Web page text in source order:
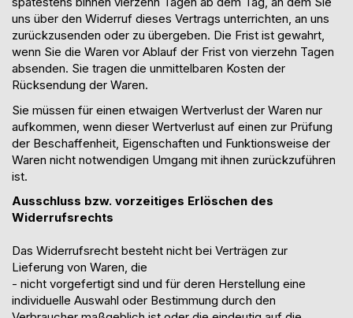
uns über den Widerruf dieses Vertrags unterrichten, an uns
zurückzusenden oder zu übergeben. Die Frist ist gewahrt,
wenn Sie die Waren vor Ablauf der Frist von vierzehn Tagen
absenden. Sie tragen die unmittelbaren Kosten der
Rücksendung der Waren.
Sie müssen für einen etwaigen Wertverlust der Waren nur
aufkommen, wenn dieser Wertverlust auf einen zur Prüfung
der Beschaffenheit, Eigenschaften und Funktionsweise der
Waren nicht notwendigen Umgang mit ihnen zurückzuführen
ist.
Ausschluss bzw. vorzeitiges Erlöschen des
Widerrufsrechts
Das Widerrufsrecht besteht nicht bei Verträgen zur
Lieferung von Waren, die
- nicht vorgefertigt sind und für deren Herstellung eine
individuelle Auswahl oder Bestimmung durch den